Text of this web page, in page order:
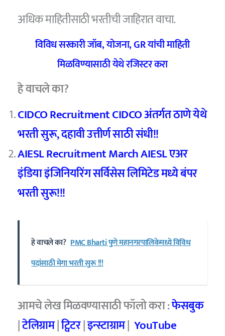
अधिक माहितीसाठी भरतीची जाहिरात वाचा.
विविध सरकारी जॉब, योजना, GR यांची माहिती
मिळविण्यासाठी येथे रजिस्टर करा
हे वाचले का?
CIDCO Recruitment CIDCO अंतर्गत ठाणे येथे
भरती सुरू, दहावी उत्तीर्ण साठी संधी!!
AIESL Recruitment March AIESL एअर
इंडिया इंजिनियरिंग सर्विसेस लिमिटेड मध्ये बंपर
भरती सुरू!!!
हे वाचले का? PMC Bharti पुणे महानगरपालिकेमध्ये विविध
पदांसाठी मेगा भरती सुरू !!!
आमचे लेख मिळवण्यासाठी फॉलो करा :फेसबुक
|टेलिग्राम|ट्विटर|इन्स्टाग्राम| YouTube